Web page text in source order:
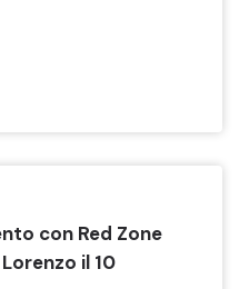
con Red Zone
il 10